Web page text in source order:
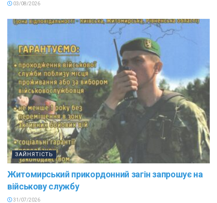
03/08/2026
ЗАЙНЯТІСТЬ
Житомирський прикордонний загін запрошує на
військову службу
31/07/2026